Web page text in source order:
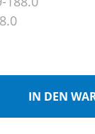
IN DEN